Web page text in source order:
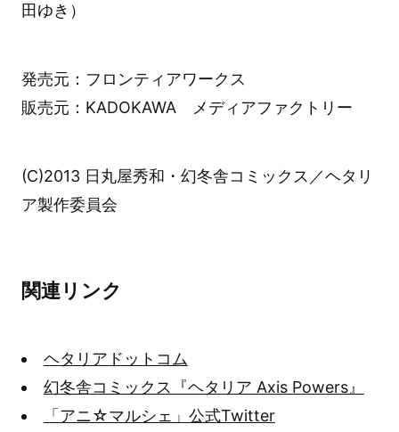
田ゆき）
発売元：フロンティアワークス
販売元：KADOKAWA メディアファクトリー
(C)2013 日丸屋秀和・幻冬舎コミックス／ヘタリ
ア製作委員会
関連リンク
ヘタリアドットコム
幻冬舎コミックス『ヘタリア Axis Powers』
「アニ☆マルシェ」公式Twitter